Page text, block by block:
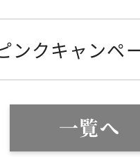
ンクキャンペ
一覧へ